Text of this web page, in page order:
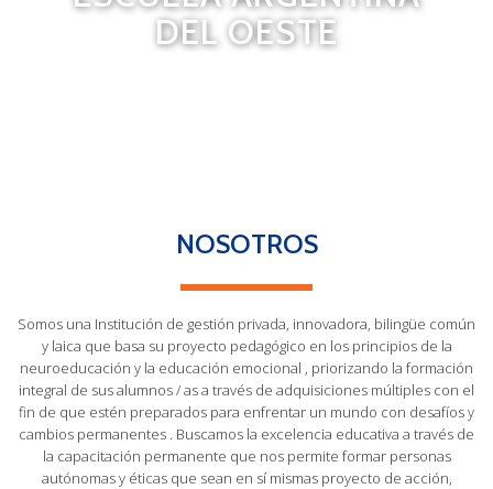
DEL OESTE
NOSOTROS
Somos una Institución de gestión privada, innovadora, bilingüe común
y laica que basa su proyecto pedagógico en los principios de la
neuroeducación y la educación emocional , priorizando la formación
integral de sus alumnos / as a través de adquisiciones múltiples con el
fin de que estén preparados para enfrentar un mundo con desafíos y
cambios permanentes . Buscamos la excelencia educativa a través de
la capacitación permanente que nos permite formar personas
autónomas y éticas que sean en sí mismas proyecto de acción,